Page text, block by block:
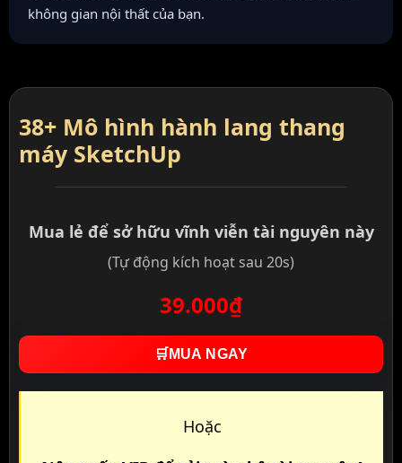
không gian nội thất của bạn.
38+ Mô hình hành lang thang
máy SketchUp
Mua lẻ để sở hữu vĩnh viễn tài nguyên này
(Tự động kích hoạt sau 20s)
39.000₫
🛒 MUA NGAY
Hoặc